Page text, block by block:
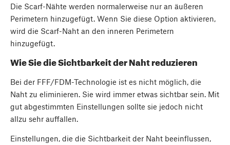
Die Scarf-Nähte werden normalerweise nur an äußeren
Perimetern hinzugefügt. Wenn Sie diese Option aktivieren,
wird die Scarf-Naht an den inneren Perimetern
hinzugefügt.
Wie Sie die Sichtbarkeit der Naht reduzieren
Bei der FFF/FDM-Technologie ist es nicht möglich, die
Naht zu eliminieren. Sie wird immer etwas sichtbar sein. Mit
gut abgestimmten Einstellungen sollte sie jedoch nicht
allzu sehr auffallen.
Einstellungen, die die Sichtbarkeit der Naht beeinflussen,